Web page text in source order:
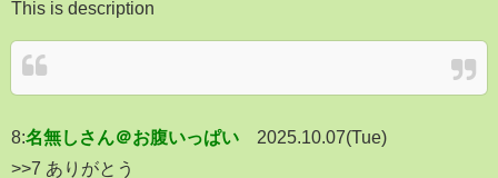
This is description
8:名無しさん＠お腹いっぱい
2025.10.07(Tue)
>>7 ありがとう